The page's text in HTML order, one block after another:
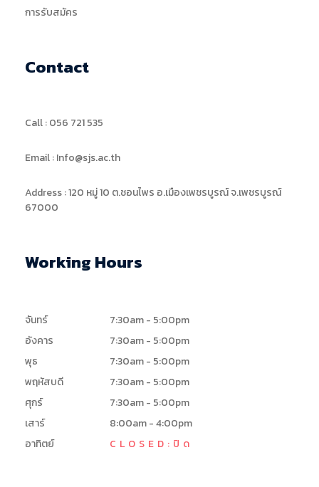
การรับสมัคร
Contact
Call : 056 721 535
Email : Info@sjs.ac.th
Address : 120 หมู่ 10 ต.ชอนไพร อ.เมืองเพชรบูรณ์ จ.เพชรบูรณ์
67000
Working Hours
จันทร์
7:30am - 5:00pm
อังคาร
7:30am - 5:00pm
พุธ
7:30am - 5:00pm
พฤหัสบดี
7:30am - 5:00pm
ศุกร์
7:30am - 5:00pm
เสาร์
8:00am - 4:00pm
อาทิตย์
CLOSED:ปิด